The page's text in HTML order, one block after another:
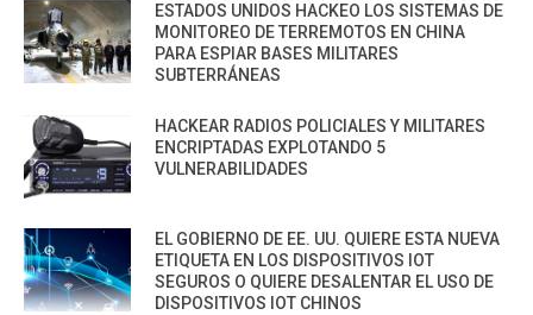
ESTADOS UNIDOS HACKEO LOS SISTEMAS DE
MONITOREO DE TERREMOTOS EN CHINA
PARA ESPIAR BASES MILITARES
SUBTERRÁNEAS
HACKEAR RADIOS POLICIALES Y MILITARES
ENCRIPTADAS EXPLOTANDO 5
VULNERABILIDADES
EL GOBIERNO DE EE. UU. QUIERE ESTA NUEVA
ETIQUETA EN LOS DISPOSITIVOS IOT
SEGUROS O QUIERE DESALENTAR EL USO DE
DISPOSITIVOS IOT CHINOS